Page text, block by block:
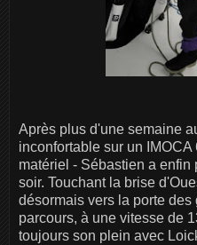
Après plus d'une semaine
inconfortable sur un
matériel - Sébastien a
soir. Touchant la brise
désormais vers la porte
parcours, à une vitesse de
toujours son plein avec